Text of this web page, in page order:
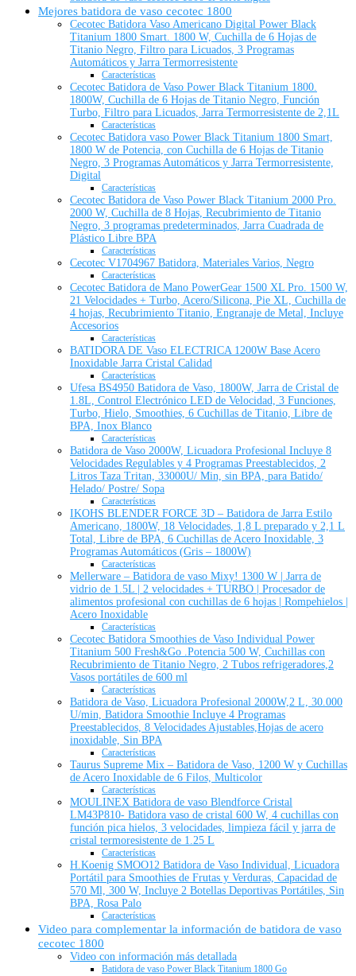
Mejores batidora de vaso cecotec 1800
Cecotec Batidora Vaso Americano Digital Power Black
Titanium 1800 Smart. 1800 W, Cuchilla de 6 Hojas de
Titanio Negro, Filtro para Licuados, 3 Programas
Automáticos y Jarra Termorresistente
Características
Cecotec Batidora de Vaso Power Black Titanium 1800.
1800W, Cuchilla de 6 Hojas de Titanio Negro, Función
Turbo, Filtro para Licuados, Jarra Termorresistente de 2,1L
Características
Cecotec Batidora vaso Power Black Titanium 1800 Smart,
1800 W de Potencia, con Cuchilla de 6 Hojas de Titanio
Negro, 3 Programas Automáticos y Jarra Termorresistente,
Digital
Características
Cecotec Batidora de Vaso Power Black Titanium 2000 Pro.
2000 W, Cuchilla de 8 Hojas, Recubrimiento de Titanio
Negro, 3 programas predeterminados, Jarra Cuadrada de
Plástico Libre BPA
Características
Cecotec V1704967 Batidora, Materiales Varios, Negro
Características
Cecotec Batidora de Mano PowerGear 1500 XL Pro. 1500 W,
21 Velocidades + Turbo, Acero/Silicona, Pie XL, Cuchilla de
4 hojas, Recubrimiento Titanio, Engranaje de Metal, Incluye
Accesorios
Características
BATIDORA DE Vaso ELECTRICA 1200W Base Acero
Inoxidable Jarra Cristal Calidad
Características
Ufesa BS4950 Batidora de Vaso, 1800W, Jarra de Cristal de
1.8L, Control Electrónico LED de Velocidad, 3 Funciones,
Turbo, Hielo, Smoothies, 6 Cuchillas de Titanio, Libre de
BPA, Inox Blanco
Características
Batidora de Vaso 2000W, Licuadora Profesional Incluye 8
Velocidades Regulables y 4 Programas Preestablecidos, 2
Litros Taza Tritan, 33000U/ Min, sin BPA, para Batido/
Helado/ Postre/ Sopa
Características
IKOHS BLENDER FORCE 3D – Batidora de Jarra Estilo
Americano, 1800W, 18 Velocidades, 1,8 L preparado y 2,1 L
Total, Libre de BPA, 6 Cuchillas de Acero Inoxidable, 3
Programas Automáticos (Gris – 1800W)
Características
Mellerware – Batidora de vaso Mixy! 1300 W | Jarra de
vidrio de 1.5L | 2 velocidades + TURBO | Procesador de
alimentos profesional con cuchillas de 6 hojas | Rompehielos |
Acero Inoxidable
Características
Cecotec Batidora Smoothies de Vaso Individual Power
Titanium 500 Fresh&Go .Potencia 500 W, Cuchillas con
Recubrimiento de Titanio Negro, 2 Tubos refrigeradores,2
Vasos portátiles de 600 ml
Características
Batidora de Vaso, Licuadora Profesional 2000W,2 L, 30.000
U/min, Batidora Smoothie Incluye 4 Programas
Preestablecidos, 8 Velocidades Ajustables,Hojas de acero
inoxidable, Sin BPA
Características
Taurus Supreme Mix – Batidora de Vaso, 1200 W y Cuchillas
de Acero Inoxidable de 6 Filos, Multicolor
Características
MOULINEX Batidora de vaso Blendforce Cristal
LM43P810- Batidora vaso de cristal 600 W, 4 cuchillas con
función pica hielos, 3 velocidades, limpieza fácil y jarra de
cristal termoresistente de 1.25 L
Características
H.Koenig SMOO12 Batidora de Vaso Individual, Licuadora
Portátil para Smoothies de Frutas y Verduras, Capacidad de
570 Ml, 300 W, Incluye 2 Botellas Deportivas Portátiles, Sin
BPA, Rosa Palo
Características
Video para complementar la información de batidora de vaso
cecotec 1800
Video con información más detallada
Batidora de vaso Power Black Titanium 1800 Go